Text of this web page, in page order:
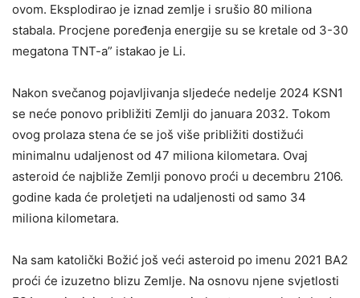
ovom. Eksplodirao je iznad zemlje i srušio 80 miliona
stabala. Procjene poređenja energije su se kretale od 3-30
megatona TNT-a” istakao je Li.
Nakon svečanog pojavljivanja sljedeće nedelje 2024 KSN1
se neće ponovo približiti Zemlji do januara 2032. Tokom
ovog prolaza stena će se još više približiti dostižući
minimalnu udaljenost od 47 miliona kilometara. Ovaj
asteroid će najbliže Zemlji ponovo proći u decembru 2106.
godine kada će proletjeti na udaljenosti od samo 34
miliona kilometara.
Na sam katolički Božić još veći asteroid po imenu 2021 BA2
proći će izuzetno blizu Zemlje. Na osnovu njene svjetlosti